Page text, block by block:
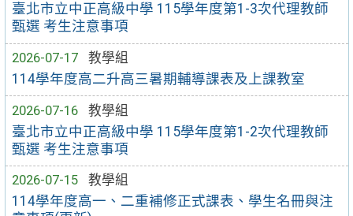
臺北市立中正高級中學 115學年度第1-3次代理教師
甄選 考生注意事項
2026-07-17
教學組
114學年度高二升高三暑期輔導課表及上課教室
2026-07-16
教學組
臺北市立中正高級中學 115學年度第1-2次代理教師
甄選 考生注意事項
2026-07-15
教學組
114學年度高一、二重補修正式課表、學生名冊與注